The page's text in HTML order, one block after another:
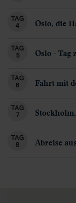
TAG
4
Oslo, die
TAG
5
Oslo - Tag
TAG
6
Fahrt mit
TAG
7
TAG
8
Abreise